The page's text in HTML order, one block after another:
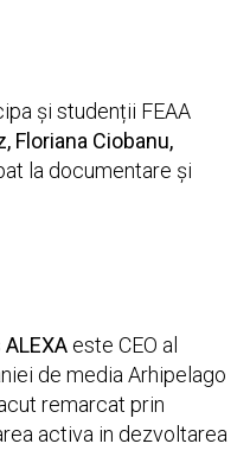
și studenții FEAA
Floriana Ciobanu,
la documentare și
este CEO al
de media Arhipelago
remarcat prin
activa in dezvoltarea